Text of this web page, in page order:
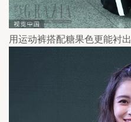
用运动裤搭配糖果色更能衬